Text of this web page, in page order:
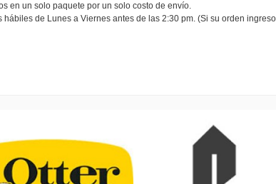
en un solo paquete por un solo costo de envío.
hábiles de Lunes a Viernes antes de las 2:30 pm. (Si su orden